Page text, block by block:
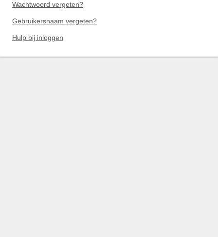
Wachtwoord vergeten?
Gebruikersnaam vergeten?
Hulp bij inloggen